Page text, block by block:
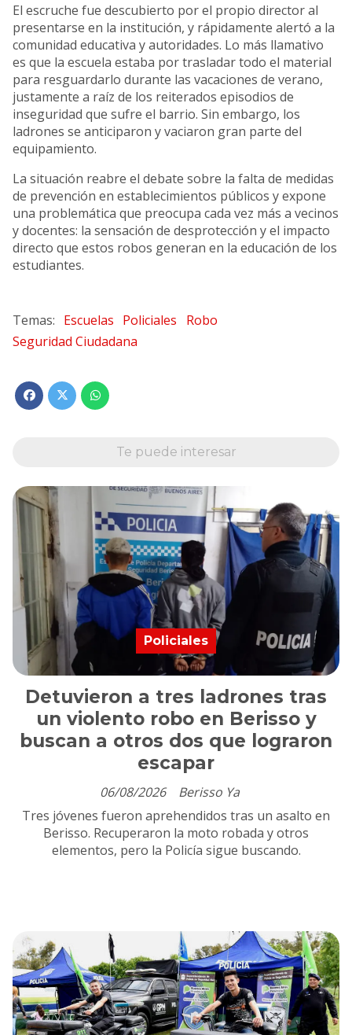
El escruche fue descubierto por el propio director al
presentarse en la institución, y rápidamente alertó a la
comunidad educativa y autoridades. Lo más llamativo
es que la escuela estaba por trasladar todo el material
para resguardarlo durante las vacaciones de verano,
justamente a raíz de los reiterados episodios de
inseguridad que sufre el barrio. Sin embargo, los
ladrones se anticiparon y vaciaron gran parte del
equipamiento.
La situación reabre el debate sobre la falta de medidas
de prevención en establecimientos públicos y expone
una problemática que preocupa cada vez más a vecinos
y docentes: la sensación de desprotección y el impacto
directo que estos robos generan en la educación de los
estudiantes.
Escuelas Policiales
Robo
Seguridad Ciudadana
Te puede interesar
Detuvieron a tres ladrones tras
un violento robo en Berisso y
buscan a otros dos que lograron
escapar
Berisso Ya
Policiales
06/08/2026
Tres jóvenes fueron aprehendidos tras un asalto en
Berisso. Recuperaron la moto robada y otros
elementos, pero la Policía sigue buscando.